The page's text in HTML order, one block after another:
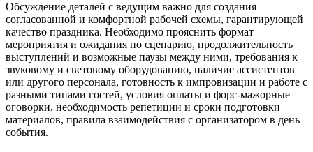
Обсуждение деталей с ведущим важно для создания
согласованной и комфортной рабочей схемы, гарантирующей
качество праздника. Необходимо прояснить формат
мероприятия и ожидания по сценарию, продолжительность
выступлений и возможные паузы между ними, требования к
звуковому и световому оборудованию, наличие ассистентов
или другого персонала, готовность к импровизации и работе с
разными типами гостей, условия оплаты и форс-мажорные
оговорки, необходимость репетиции и сроки подготовки
материалов, правила взаимодействия с организатором в день
события.